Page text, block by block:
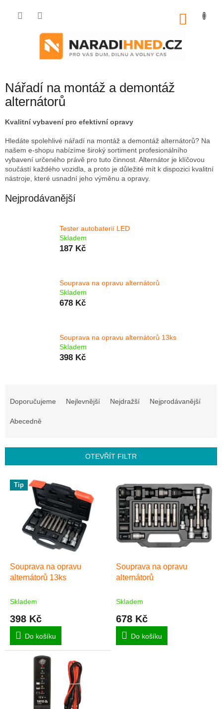
Nářadí na montáž a demontáž
alternátorů
Kvalitní vybavení pro efektivní opravy
Hledáte spolehlivé nářadí na montáž a demontáž alternátorů? Na
našem e-shopu nabízíme široký sortiment profesionálního
vybavení určeného právě pro tuto činnost. Alternátor je klíčovou
součástí každého vozidla, a proto je důležité mít k dispozici kvalitní
nástroje, které usnadní jeho výměnu a opravy.
Nejprodávanější
Tester autobaterií LED
Skladem
187 Kč
Souprava na opravu alternátorů
Skladem
678 Kč
Souprava na opravu alternátorů 13ks
Skladem
398 Kč
r
Doporučujeme Nejlevnější Nejdražší Nejprodávanější
Abecedně
OTEVŘÍT FILTR
V Tip
Souprava na opravu
alternátorů 13ks
Skladem
398 Kč
Do košíku
Souprava na opravu
alternátorů
Skladem
678 Kč
Do košíku